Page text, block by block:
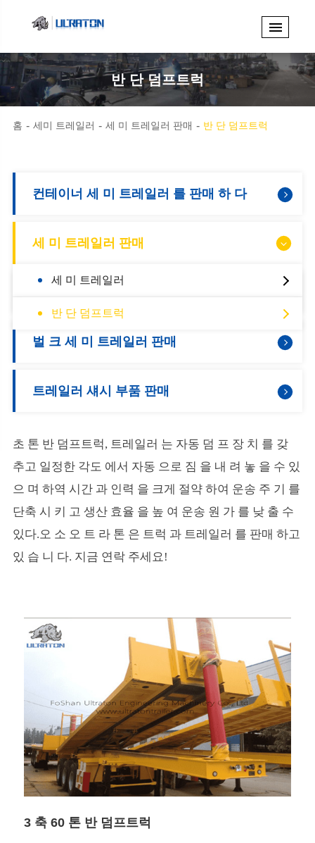
반 단 덤프트럭
홈 세미 트레일러 세 미 트레일러 판매 반 단 덤프트럭
컨테이너 세 미 트레일러 를 판매 하 다
세 미 트레일러 판매
세 미 트레일러
반 단 덤프트럭
벌 크 세 미 트레일러 판매
트레일러 섀시 부품 판매
초 톤 반 덤프트럭, 트레일러 는 자동 덤 프 장 치 를 갖
추고 일정한 각도 에서 자동 으로 짐 을 내 려 놓 을 수 있
으 며 하역 시간 과 인력 을 크게 절약 하여 운송 주 기 를
단축 시 키 고 생산 효율 을 높 여 운송 원 가 를 낮 출 수
있다.오 소 오 트 라 톤 은 트럭 과 트레일러 를 판매 하고
있 습 니 다. 지금 연락 주세요!
3 축 60 톤 반 덤프트럭